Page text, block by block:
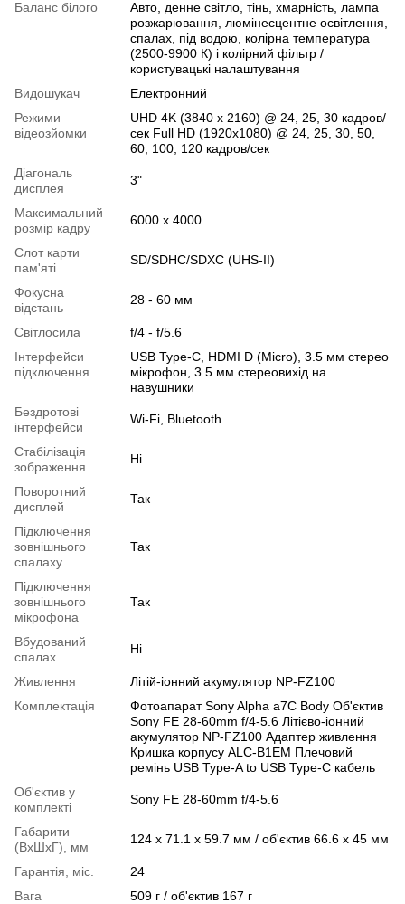
Баланс білого
Авто, денне світло, тінь, хмарність, лампа
розжарювання, люмінесцентне освітлення,
спалах, під водою, колірна температура
(2500-9900 К) і колірний фільтр /
користувацькі налаштування
Видошукач
Електронний
Режими
відеозйомки
UHD 4K (3840 x 2160) @ 24, 25, 30 кадров/
сек Full HD (1920x1080) @ 24, 25, 30, 50,
60, 100, 120 кадров/сек
Діагональ
дисплея
3"
Максимальний
розмір кадру
6000 x 4000
Слот карти
пам'яті
SD/SDHC/SDXC (UHS-II)
Фокусна
відстань
28 - 60 мм
Світлосила
f/4 - f/5.6
Інтерфейси
підключення
USB Type-C, HDMI D (Micro), 3.5 мм стерео
мікрофон, 3.5 мм стереовихід на
навушники
Бездротові
інтерфейси
Wi-Fi, Bluetooth
Cтабілізація
зображення
Ні
Поворотний
дисплей
Так
Підключення
зовнішнього
спалаху
Так
Підключення
зовнішнього
мікрофона
Так
Вбудований
спалах
Ні
Живлення
Літій-іонний акумулятор NP-FZ100
Комплектація
Фотоапарат Sony Alpha a7C Body Об'єктив
Sony FE 28-60mm f/4-5.6 Літієво-іонний
акумулятор NP-FZ100 Адаптер живлення
Кришка корпусу ALC-B1EM Плечовий
ремінь USB Type-A to USB Type-C кабель
Об'єктив у
комплекті
Sony FE 28-60mm f/4-5.6
Габарити
(ВхШхГ), мм
124 x 71.1 x 59.7 мм / об'єктив 66.6 x 45 мм
Гарантія, міс.
24
Вага
509 г / об'єктив 167 г